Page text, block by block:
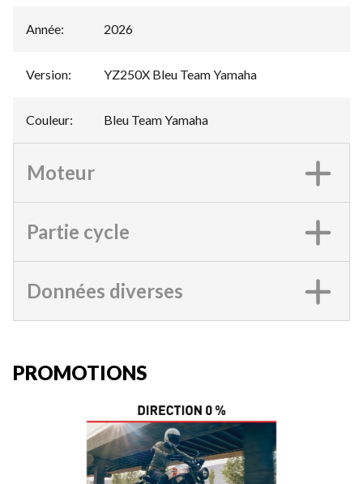
Année: 2026
Version: YZ250X Bleu Team Yamaha
Couleur: Bleu Team Yamaha
Moteur
Partie cycle
Données diverses
PROMOTIONS